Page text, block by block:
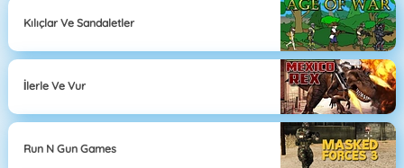
Kılıçlar Ve Sandaletler
İlerle Ve Vur
Run N Gun Games